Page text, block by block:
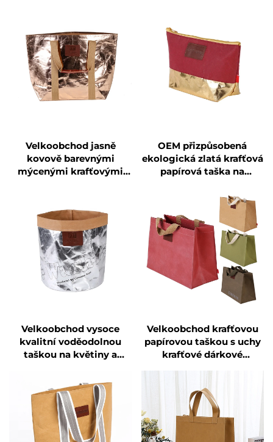
Velkoobchod jasně
kovově barevnými
mýcenými krafťovými
OEM přizpůsobená
ekologická zlatá krafťová
papírová taška na
novinka zipová
uzavíratelná přenosná
odolná přizpůsobený
návrh s písmem
Velkoobchod vysoce
kvalitní voděodolnou
taškou na květiny a
krafťová taška
Velkoobchod krafťovou
papírovou taškou s uchy
krafťové dárkové